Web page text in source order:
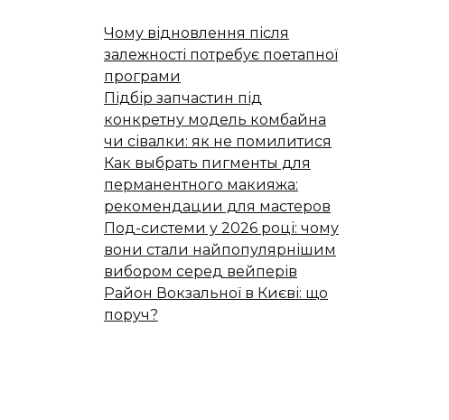
Чому відновлення після
залежності потребує поетапної
програми
Підбір запчастин під
конкретну модель комбайна
чи сівалки: як не помилитися
Как выбрать пигменты для
перманентного макияжа:
рекомендации для мастеров
Под-системи у 2026 році: чому
вони стали найпопулярнішим
вибором серед вейперів
Район Вокзальної в Києві: що
поруч?